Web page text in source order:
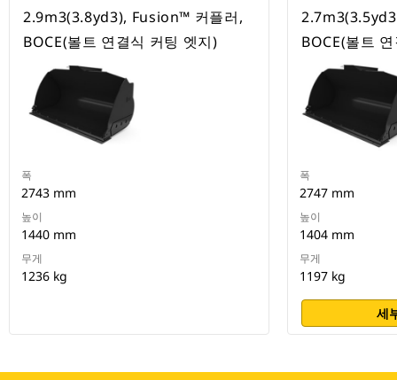
2.9m3(3.8yd3), Fusion™ 커플러,
BOCE(볼트 연결식 커팅 엣지)
폭
2743 mm
높이
1440 mm
무게
1236 kg
BOCE(볼트
폭
2747 mm
높이
1404 mm
무게
1197 kg
세